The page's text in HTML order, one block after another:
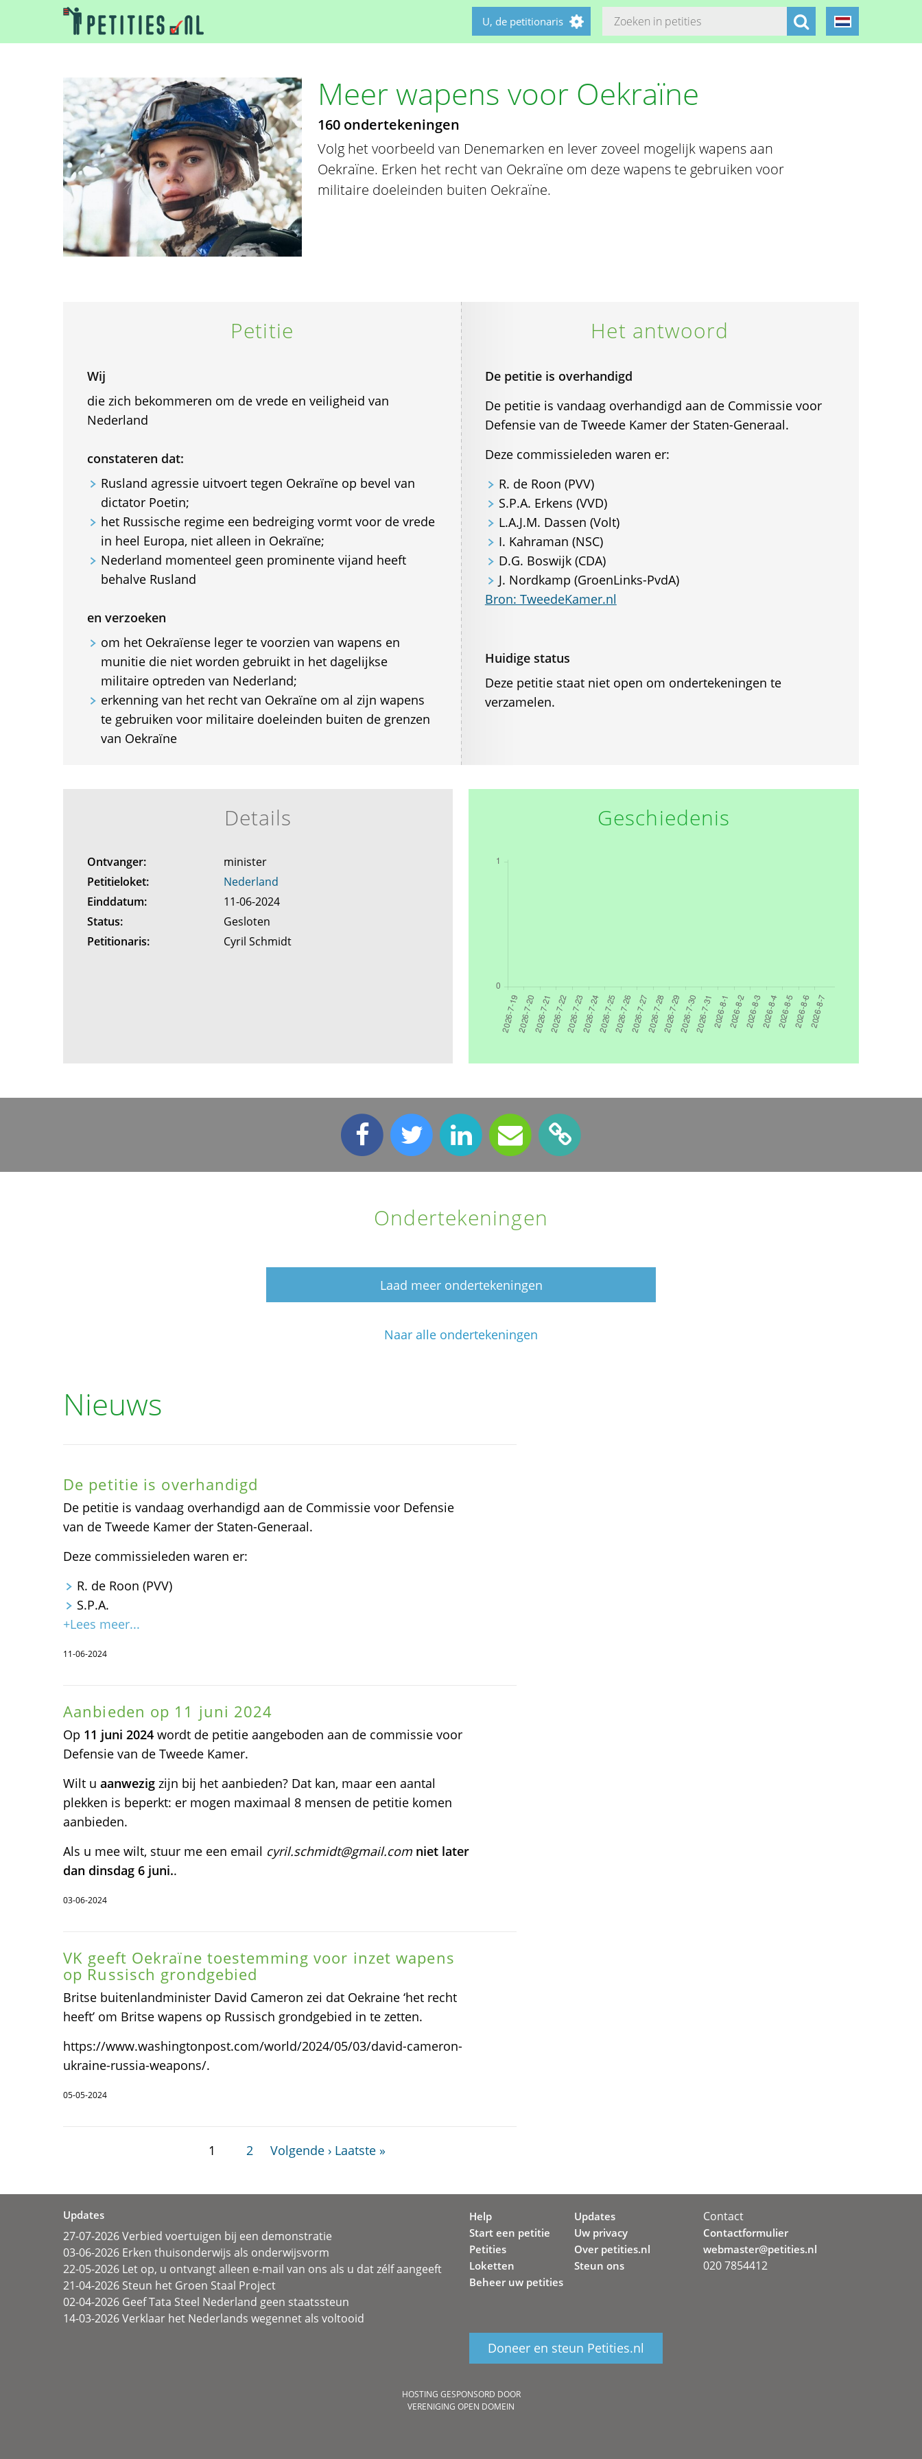
U, de petitionaris
Meer wapens voor Oekraïne
160 ondertekeningen
Volg het voorbeeld van Denemarken en lever zoveel mogelijk wapens aan
Oekraïne. Erken het recht van Oekraïne om deze wapens te gebruiken voor
militaire doeleinden buiten Oekraïne.
Petitie
Wij
die zich bekommeren om de vrede en veiligheid van
Nederland
constateren dat:
Rusland agressie uitvoert tegen Oekraïne op bevel van
dictator Poetin;
het Russische regime een bedreiging vormt voor de vrede
in heel Europa, niet alleen in Oekraïne;
Nederland momenteel geen prominente vijand heeft
behalve Rusland
en verzoeken
om het Oekraïense leger te voorzien van wapens en
munitie die niet worden gebruikt in het dagelijkse
militaire optreden van Nederland;
erkenning van het recht van Oekraïne om al zijn wapens
te gebruiken voor militaire doeleinden buiten de grenzen
van Oekraïne
Het antwoord
De petitie is overhandigd
De petitie is vandaag overhandigd aan de Commissie voor
Defensie van de Tweede Kamer der Staten-Generaal.
Deze commissieleden waren er:
R. de Roon (PVV)
S.P.A. Erkens (VVD)
L.A.J.M. Dassen (Volt)
I. Kahraman (NSC)
D.G. Boswijk (CDA)
J. Nordkamp (GroenLinks-PvdA)
Bron: TweedeKamer.nl
Huidige status
Deze petitie staat niet open om ondertekeningen te
verzamelen.
Details
Ontvanger:
minister
Petitieloket:
Nederland
Einddatum:
11-06-2024
Status:
Gesloten
Petitionaris:
Cyril Schmidt
Geschiedenis
Ondertekeningen
Laad meer ondertekeningen
Naar alle ondertekeningen
Nieuws
De petitie is overhandigd
De petitie is vandaag overhandigd aan de Commissie voor Defensie
van de Tweede Kamer der Staten-Generaal.
Deze commissieleden waren er:
R. de Roon (PVV)
S.P.A.
+Lees meer...
11-06-2024
Aanbieden op 11 juni 2024
Op 11 juni 2024 wordt de petitie aangeboden aan de commissie voor
Defensie van de Tweede Kamer.
Wilt u aanwezig zijn bij het aanbieden? Dat kan, maar een aantal
plekken is beperkt: er mogen maximaal 8 mensen de petitie komen
aanbieden.
Als u mee wilt, stuur me een email cyril.schmidt@gmail.com niet later
dan dinsdag 6 juni..
03-06-2024
VK geeft Oekraïne toestemming voor inzet wapens
op Russisch grondgebied
Britse buitenlandminister David Cameron zei dat Oekraine ‘het recht
heeft’ om Britse wapens op Russisch grondgebied in te zetten.
https://www.washingtonpost.com/world/2024/05/03/david-cameron-
ukraine-russia-weapons/.
05-05-2024
1 2 Volgende › Laatste »
Updates
27-07-2026 Verbied voertuigen bij een demonstratie
03-06-2026 Erken thuisonderwijs als onderwijsvorm
22-05-2026 Let op, u ontvangt alleen e-mail van ons als u dat zélf aangeeft
21-04-2026 Steun het Groen Staal Project
02-04-2026 Geef Tata Steel Nederland geen staatssteun
14-03-2026 Verklaar het Nederlands wegennet als voltooid
Help
Start een petitie
Petities
Loketten
Beheer uw petities
Updates
Uw privacy
Over petities.nl
Steun ons
Doneer en steun Petities.nl
Contact
Contactformulier
webmaster@petities.nl
020 7854412
HOSTING GESPONSORD DOOR
VERENIGING OPEN DOMEIN